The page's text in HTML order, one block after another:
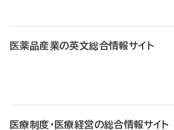
医薬品産業の英文総合情報サイト
医療制度・医療経営の総合情報サイト